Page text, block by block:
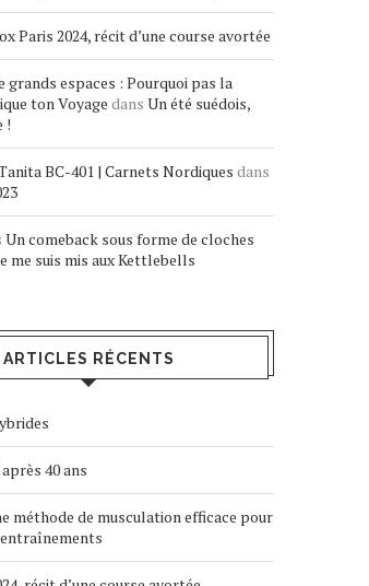
Paris 2024, récit d’une course avortée
espaces : Pourquoi pas la
ton Voyage dans Un été suédois,
!
BC-401 | Carnets Nordiques dans
Un comeback sous forme de cloches
me suis mis aux Kettlebells
ARTICLES RÉCENTS
40 ans
méthode de musculation efficace pour